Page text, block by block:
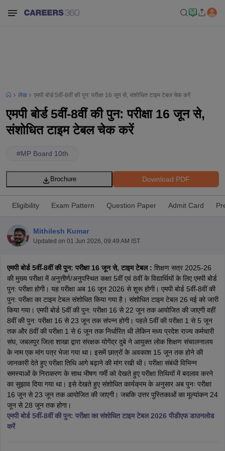
Time Table 2026
12th Supplementary Result 2026TN 11th Arrear Result 2026 TN
Marksheet 2026CBSE Second Board Result 2026 Roll Number
HS Result 2026 CBSE Class 12 Result Link 2026 Punjab
CBSE 10th Science Question Paper 2026 Second ExamCBSE 10th
Question Paper 2026TS Inter Supplementary Question
SSLC Karnataka SSLCUK Board 10th Goa Board SSC PSEB 10th
ExamMP Board 12thUK Board 12thGoa Board HSSCPSEB 12th
Public School AdmissionsNavyug School AdmissionMGGS School
Schools in Jaipur Schools in LucknowSchools in GurgaonSchools
Schools in PunjabSchools in Bihar
Medium Schools in India
Army Public Schools in India
लेख एमपी बोर्ड 5वीं-8वीं की पुन: परीक्षा 16 जून से, संशोधित टाइम टेबल चेक करें
एमपी बोर्ड 5वीं-8वीं की पुन: परीक्षा 16 जून से,
संशोधित टाइम टेबल चेक करें
#MP Board 10th
Download PDF
Brochure
Eligibility Exam Pattern Question Paper Admit Card
Mithilesh Kumar
Updated on 01 Jun 2026, 09:49 AM IST
एमपी बोर्ड 5वीं-8वीं की पुन: परीक्षा 16 जून से, टाइम टेबल : शिक्षण सत्र 2025-26
की मुख्य परीक्षा में अनुत्तीर्ण/अनुपस्थित कक्षा 5वीं एवं 8वीं के विद्यार्थियों के लिए एमपी बोर्ड
पुन: परीक्षा होगी। यह परीक्षा अब 16 जून 2026 से शुरू होगी। एमपी बोर्ड 5वीं-8वीं की
पुन: परीक्षा का टाइम टेबल संशोधित किया गया है। संशोधित टाइम टेबल 26 मई को जारी
किया गया। एमपी बोर्ड 5वीं की पुन: परीक्षा 16 से 22 जून तक आयोजित की जाएगी वहीं
8वीं की पुन: परीक्षा 16 से 23 जून तक संपन्न होगी। पहले 5वीं की परीक्षा 1 से 5 जून
तक और 8वीं की परीक्षा 1 से 6 जून तक निर्धारित थी लेकिन मध्य प्रदेश राज्य कर्मचारी
संघ, जबलपुर जिला शाखा द्वारा संरक्षक योगेंद्र दुबे ने आयुक्त लोक शिक्षण संचालनालय
के नाम एक मांग पत्र भेजा गया था। इसमें छात्रों के अवकाश 15 जून तक होने की
जानकारी देते हुए परीक्षा तिथि आगे बढ़ाने की मांग रखी थी। परीक्षा संबंधी विभिन्न
समस्याओं के निराकरण के साथ भीषण गर्मी को देखते हुए परीक्षा तिथियों में बदलाव करने
का सुझाव दिया गया था। इसे देखते हुए संशोधित कार्यक्रम के अनुसार अब पुनः परीक्षा
16 जून से 23 जून तक आयोजित की जाएगी। जबकि उत्तर पुस्तिकाओं का मूल्यांकन 24
जून से 28 जून तक होगा।
एमपी बोर्ड 5वीं-8वीं की पुन: परीक्षा का संशोधित टाइम टेबल 2026 पीडीएफ डाउनलोड
करें